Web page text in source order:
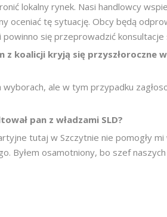
lokalny rynek. Nasi handlowcy
oceniać tę sytuację. Obcy będą
się przeprowadzić konsultacje
z koalicji kryją się przyszłoroczne
ale w tym przypadku
pan z władzami SLD?
tutaj w Szczytnie nie pomogły
Byłem osamotniony, bo szef